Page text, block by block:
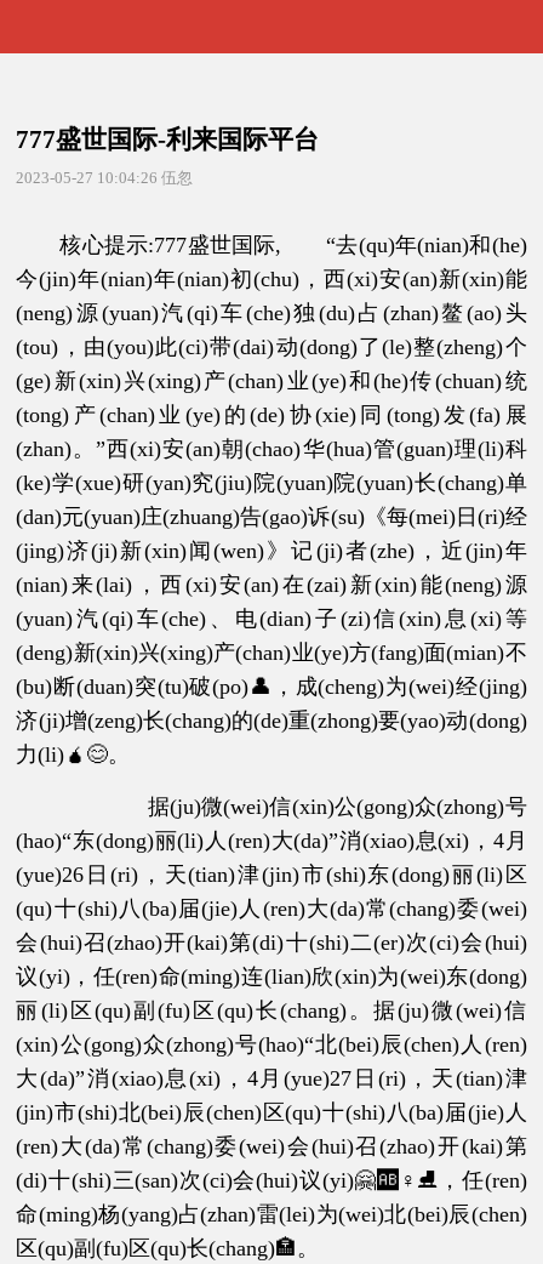
777盛世国际-利来国际平台
2023-05-27 10:04:26 伍忽
核心提示:777盛世国际, “去(qu)年(nian)和(he)
今(jin)年(nian)年(nian)初(chu)，西(xi)安(an)新(xin)能
(neng)源(yuan)汽(qi)车(che)独(du)占(zhan)鳌(ao)头
(tou)，由(you)此(ci)带(dai)动(dong)了(le)整(zheng)个
(ge)新(xin)兴(xing)产(chan)业(ye)和(he)传(chuan)统
(tong)产(chan)业(ye)的(de)协(xie)同(tong)发(fa)展
(zhan)。”西(xi)安(an)朝(chao)华(hua)管(guan)理(li)科
(ke)学(xue)研(yan)究(jiu)院(yuan)院(yuan)长(chang)单
(dan)元(yuan)庄(zhuang)告(gao)诉(su)《每(mei)日(ri)经
(jing)济(ji)新(xin)闻(wen)》记(ji)者(zhe)，近(jin)年
(nian)来(lai)，西(xi)安(an)在(zai)新(xin)能(neng)源
(yuan)汽(qi)车(che)、电(dian)子(zi)信(xin)息(xi)等
(deng)新(xin)兴(xing)产(chan)业(ye)方(fang)面(mian)不
(bu)断(duan)突(tu)破(po)👤，成(cheng)为(wei)经(jing)
济(ji)增(zeng)长(chang)的(de)重(zhong)要(yao)动(dong)
力(li)🧉😊。
据(ju)微(wei)信(xin)公(gong)众(zhong)号
(hao)“东(dong)丽(li)人(ren)大(da)”消(xiao)息(xi)，4月
(yue)26日(ri)，天(tian)津(jin)市(shi)东(dong)丽(li)区
(qu)十(shi)八(ba)届(jie)人(ren)大(da)常(chang)委(wei)
会(hui)召(zhao)开(kai)第(di)十(shi)二(er)次(ci)会(hui)
议(yi)，任(ren)命(ming)连(lian)欣(xin)为(wei)东(dong)
丽(li)区(qu)副(fu)区(qu)长(chang)。据(ju)微(wei)信
(xin)公(gong)众(zhong)号(hao)“北(bei)辰(chen)人(ren)
大(da)”消(xiao)息(xi)，4月(yue)27日(ri)，天(tian)津
(jin)市(shi)北(bei)辰(chen)区(qu)十(shi)八(ba)届(jie)人
(ren)大(da)常(chang)委(wei)会(hui)召(zhao)开(kai)第
(di)十(shi)三(san)次(ci)会(hui)议(yi)🤗🆎♀⛸，任(ren)
命(ming)杨(yang)占(zhan)雷(lei)为(wei)北(bei)辰(chen)
区(qu)副(fu)区(qu)长(chang)🏣。